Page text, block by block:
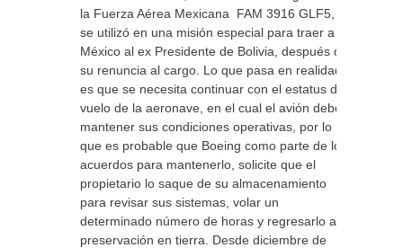
la Fuerza Aérea Mexicana FAM 3916 GLF5,
se utilizó en una misión especial para traer a
México al ex Presidente de Bolivia, después de
su renuncia al cargo. Lo que pasa en realidad
es que se necesita continuar con el estatus de
vuelo de la aeronave, en el cual el avión debe
mantener sus condiciones operativas, por lo
que es probable que Boeing como parte de los
acuerdos para mantenerlo, solicite que el
propietario lo saque de su almacenamiento
para revisar sus sistemas, volar un
determinado número de horas y regresarlo a
preservación en tierra. Desde diciembre de